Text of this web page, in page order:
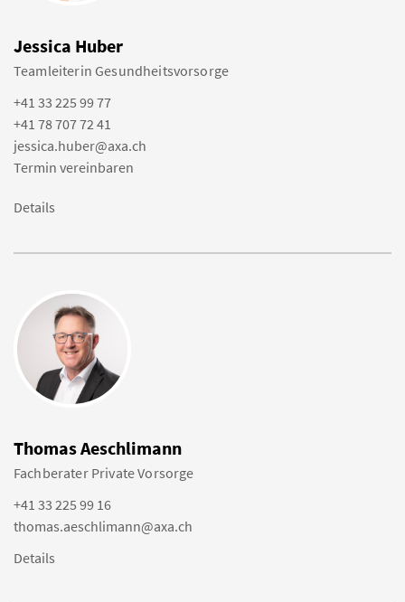
Jessica Huber
Teamleiterin Gesundheitsvorsorge
+41 33 225 99 77
+41 78 707 72 41
jessica.huber@axa.ch
Termin vereinbaren
Details
Thomas Aeschlimann
Fachberater Private Vorsorge
+41 33 225 99 16
thomas.aeschlimann@axa.ch
Details